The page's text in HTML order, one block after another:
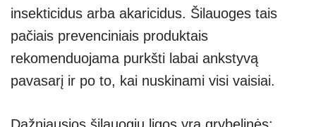
insekticidus arba akaricidus. Šilauoges tais
pačiais prevenciniais produktais
rekomenduojama purkšti labai ankstyvą
pavasarį ir po to, kai nuskinami visi vaisiai.